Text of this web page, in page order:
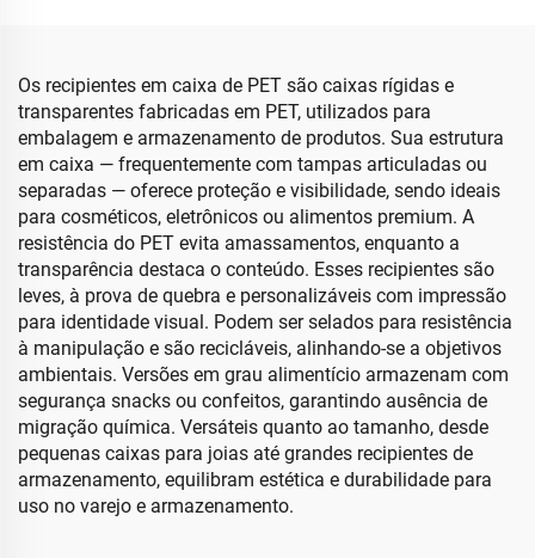
Os recipientes em caixa de PET são caixas rígidas e
transparentes fabricadas em PET, utilizados para
embalagem e armazenamento de produtos. Sua estrutura
em caixa — frequentemente com tampas articuladas ou
separadas — oferece proteção e visibilidade, sendo ideais
para cosméticos, eletrônicos ou alimentos premium. A
resistência do PET evita amassamentos, enquanto a
transparência destaca o conteúdo. Esses recipientes são
leves, à prova de quebra e personalizáveis com impressão
para identidade visual. Podem ser selados para resistência
à manipulação e são recicláveis, alinhando-se a objetivos
ambientais. Versões em grau alimentício armazenam com
segurança snacks ou confeitos, garantindo ausência de
migração química. Versáteis quanto ao tamanho, desde
pequenas caixas para joias até grandes recipientes de
armazenamento, equilibram estética e durabilidade para
uso no varejo e armazenamento.